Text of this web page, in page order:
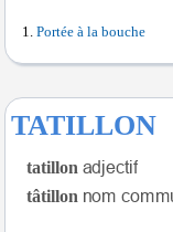
Portée à la bouche
TATILLON
tatillon
tâtillon